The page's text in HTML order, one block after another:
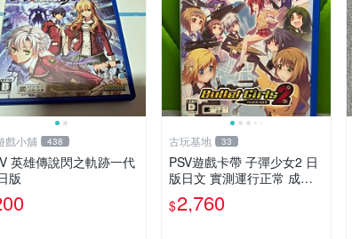
戲小舖 438
英雄傳說閃之軌跡一代
版
古玩基地 33
PSV遊戲卡帶 子彈少女2 日
版日文 實測運行正常 成色
如圖 售時不退 子彈少女 PS
V 游戲
$2,760